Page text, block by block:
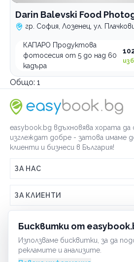
Бисквитки от
Използваме бисквитки, за да
рекламите и анализите.
Darin Balevski Food
гр. София, Лозенец, ул.
КАПАРО Продуктова
фотосесия от 5 до над 60
кадъра
Общо: 1
easybook.bg вдъхновява хората
изглеждат добре - затова имаме
клиенти и бизнеси в България!
ЗА НАС
Връзка с easybook.bg
Как работи easybook
Често задавани въпроси
ЗА КЛИЕНТИ
Условия за ползване
GDPR политика
ЗА ТЪРГОВЦИ
Включи бизнеса си
ОБЩИ